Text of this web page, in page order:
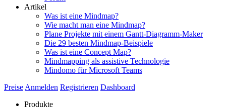
Artikel
Was ist eine Mindmap?
Wie macht man eine Mindmap?
Plane Projekte mit einem Gantt-Diagramm-Maker
Die 29 besten Mindmap-Beispiele
Was ist eine Concept Map?
Mindmapping als assistive Technologie
Mindomo für Microsoft Teams
Preise Anmelden Registrieren Dashboard
Produkte